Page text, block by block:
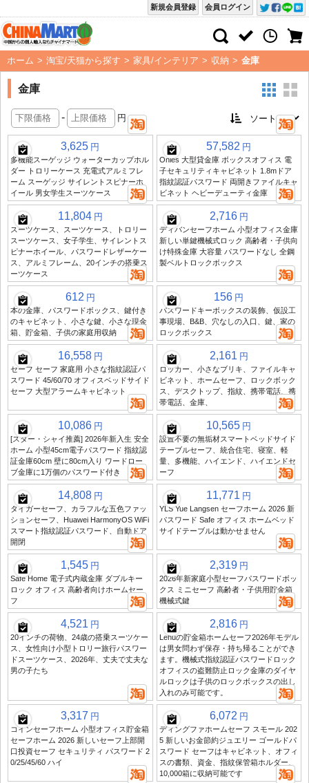
会員ログイン
新規会員登録
ホーム > 淘宝/天猫から探す > 家具/インテリア > 収納 > 金庫
金庫
- 円
3,625 円
多機能スーゲッジ ウォーターカップホル
ダー トロリーケース 充電式アルミフレ
ーム スーゲッジ サイレントスピナーホ
イール 男女学生スーツケース
57,582 円
Onies 大型貸金庫 ボックスオフィス 電
子セキュリティキャビネット 1.8mドア
指紋認証パスワード 両開きファイルキャ
ビネット ヘビーデューティ金庫
11,804 円
スーツケース、スーツケース、トロリー
スーツケース、女子学生、サイレントス
ピナーホイール、パスワードレザーケー
ス、アルミフレーム、20インチの搭乗ス
ーツケース
2,716 円
ディバンセーフホーム 小型オフィス金庫
新しい単鍵機械式ロック 高齢者・子供向
け特殊金庫 大容量 パスワードなし 全鋼
製ベルトロックボックス
612 円
本の金庫、パスワードボックス、鍵付き
のキャビネット、小さな鍵、小さな現金
箱、貯金箱、子供の家庭用収納
156 円
パスワードキーボックスの装飾、仮設工
事現場、B&B、穴なしの入口、鍵、家の
ロックボックス
16,558 円
セーフ セーフ 家庭用 小さな指紋認証パ
スワード 45/60/70 オフィスベッドサイド
セーフ 大型アラームキャビネット
2,161 円
ロッカー、小さなブリキ、ファイルキャ
ビネット、ホームセーフ、ロックボック
ス、デスクトップ、指紋、携帯電話、携
帯電話、金庫、
10,086 円
[スター・シャイ推薦] 2026年新入生 安全
ホーム 小型45cm電子パスワード 指紋認
証金庫60cm 壁に80cm入り ワードロー
ブ金庫に1万個のパスワード付き
10,565 円
設置不要の無垢材スマートベッドサイド
テーブルセーフ、統合住宅、寝室、軽
量、多機能、ハイエンド、ハイエンドセ
ーフ
14,808 円
タイガーセーフ、カラフルな五色ファッ
ションセーフ、Huawei HarmonyOS WiFi
スマート指紋認証パスワード、自動ドア
開閉
11,771 円
YLS Yue Langsen セーフホーム 2026 新
パスワード Safe オフィス ホームベッド
サイドテーブルは動かせません
1,545 円
Safe Home 電子式内蔵金庫 ダブルキー
ロック オフィス 高齢者向けホームセー
フ
2,319 円
2026年新家庭小型セーフパスワードボッ
クス ミニセーフ 高齢者・子供用貯金箱
機械式鍵
4,521 円
20インチの荷物、24歳の搭乗スーツケー
ス、女性向け小型トロリー旅行パスワー
ドスーツケース、2026年、丈夫で丈夫な
男の子たち
2,816 円
Lehuの貯金箱ホームセーフ2026年モデル
は男女問わず保存・持ち帰ることができ
ます。機械式指紋認証パスワードロック
オフィスの盗難防止ロック金庫のダイヤ
ルロックは子供のロックボックスの出し
入れのみ可能です。
3,317 円
コインセーフホーム 小型オフィス貯金箱
セーフホーム 2026 新しいセーフ上部開
口投資セーフ セキュリティ パスワード 2
0/25/45/60 ハイ
6,072 円
ディングファホームセーフ スモール 202
5 新しいお金節約ジュエリー ゴールドパ
スワード セーフはキャビネット、オフィ
スの書類、資金、指紋保管箱ホルダー、
10,000箱に収納可能です